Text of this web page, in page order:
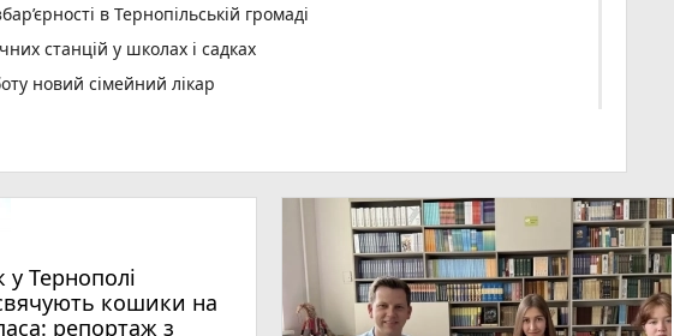
в Тернопільській громаді
станцій у школах і садках
новий сімейний лікар
взуття і втратила понад 63 тисячі гривень
репортаж з місцевих храмів play_circle_filled photo_camera
громади Дмитра Березка
що сьогодні святкуємо, що освячуємо та які заборони
Дня міста в парку Шевченка готують триденний благодійний
у Тернополі
кошики на
репортаж з